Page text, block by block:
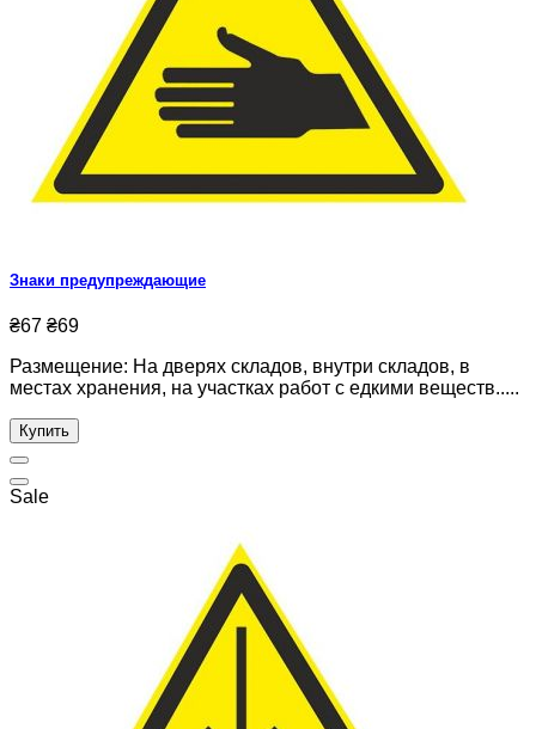
Знаки предупреждающие
₴67 ₴69
Размещение: На дверях складов, внутри складов, в
местах хранения, на участках работ с едкими веществ.....
Купить
Sale